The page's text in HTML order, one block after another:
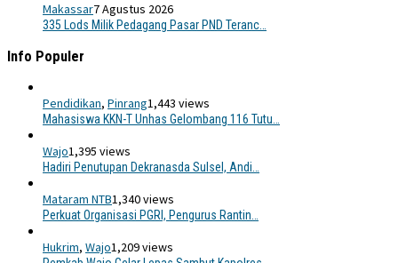
Makassar7 Agustus 2026
335 Lods Milik Pedagang Pasar PND Teranc…
Info Populer
Pendidikan, Pinrang1,443 views
Mahasiswa KKN-T Unhas Gelombang 116 Tutu…
Wajo1,395 views
Hadiri Penutupan Dekranasda Sulsel, Andi…
Mataram NTB1,340 views
Perkuat Organisasi PGRI, Pengurus Rantin…
Hukrim, Wajo1,209 views